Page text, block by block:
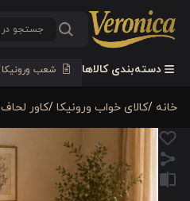
دسته‌بندی کالاها شعب ورونیکا
خانه /کالای خواب ورونیکا /کاور لحاف